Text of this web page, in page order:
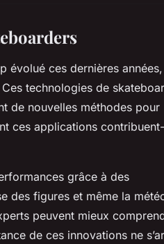
évolué ces dernières années,
technologies de
de nouvelles méthodes pour
ces applications
grâce à des
des figures et même la
peuvent mieux
de ces innovations ne